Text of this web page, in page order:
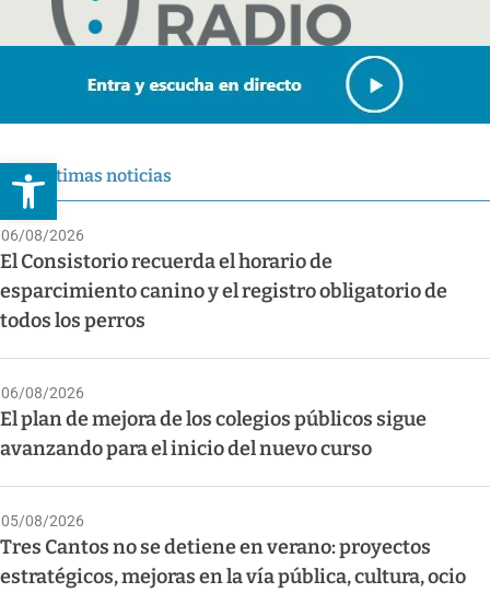
Abrir barra de herramientas
Últimas noticias
06/08/2026
El Consistorio recuerda el horario de
esparcimiento canino y el registro obligatorio de
todos los perros
06/08/2026
El plan de mejora de los colegios públicos sigue
avanzando para el inicio del nuevo curso
05/08/2026
Tres Cantos no se detiene en verano: proyectos
estratégicos, mejoras en la vía pública, cultura, ocio